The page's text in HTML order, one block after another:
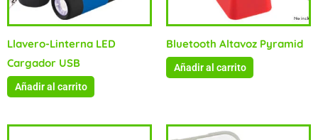
Llavero-Linterna LED
Cargador USB
Añadir al carrito
Bluetooth Altavoz Pyramid
Añadir al carrito